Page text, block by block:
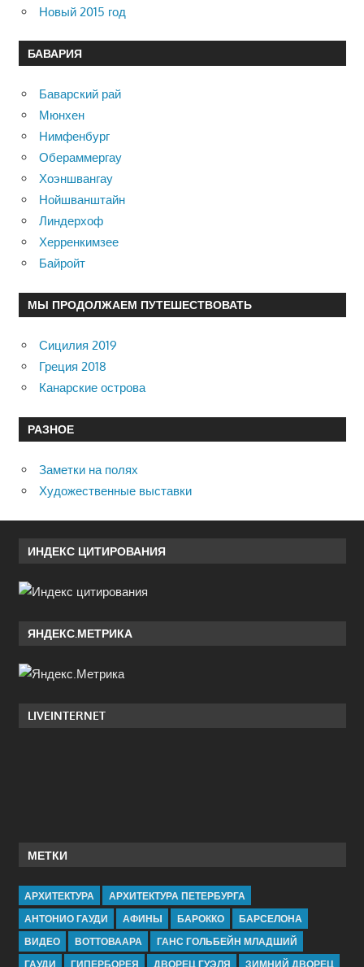
Новый 2015 год
БАВАРИЯ
Баварский рай
Мюнхен
Нимфенбург
Обераммергау
Хоэншвангау
Нойшванштайн
Линдерхоф
Херренкимзее
Байройт
МЫ ПРОДОЛЖАЕМ ПУТЕШЕСТВОВАТЬ
Сицилия 2019
Греция 2018
Канарские острова
РАЗНОЕ
Заметки на полях
Художественные выставки
ИНДЕКС ЦИТИРОВАНИЯ
ЯНДЕКС.МЕТРИКА
LIVEINTERNET
МЕТКИ
АРХИТЕКТУРА
АРХИТЕКТУРА ПЕТЕРБУРГА
АНТОНИО ГАУДИ
АФИНЫ БАРОККО
БАРСЕЛОНА
ВИДЕО
ВОТТОВААРА
ГАНС ГОЛЬБЕЙН МЛАДШИЙ
ГАУДИ
ГИПЕРБОРЕЯ ДВОРЕЦ ГУЭЛЯ ЗИМНИЙ ДВОРЕЦ